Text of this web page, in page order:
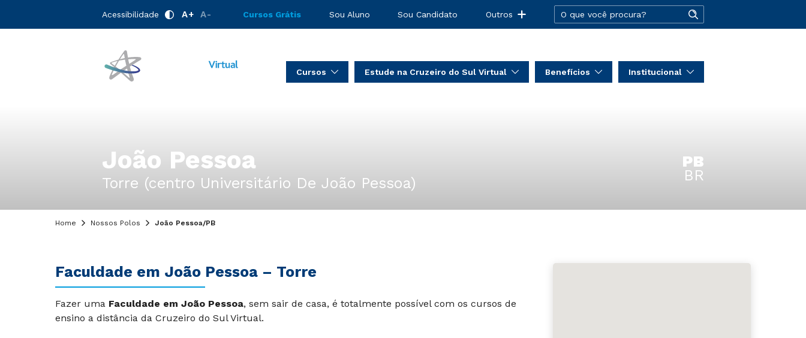
Acessibilidade A+ A- Cursos Grátis Sou Aluno Sou Candidato Outros
Cursos Estude na Cruzeiro do Sul Virtual Benefícios Institucional
João Pessoa
Torre (centro Universitário De João Pessoa)
PB
BR
Home Nossos Polos João Pessoa/PB
Faculdade em João Pessoa – Torre
Fazer uma Faculdade em João Pessoa, sem sair de casa, é totalmente possível com os cursos de
ensino a distância da Cruzeiro do Sul Virtual.